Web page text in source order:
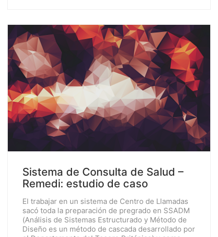
Sistema de Consulta de Salud –
Remedi: estudio de caso
El trabajar en un sistema de Centro de Llamadas
sacó toda la preparación de pregrado en SSADM
(Análisis de Sistemas Estructurado y Método de
Diseño es un método de cascada desarrollado por